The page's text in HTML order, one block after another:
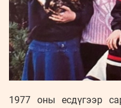
1977 оны есдүгээр